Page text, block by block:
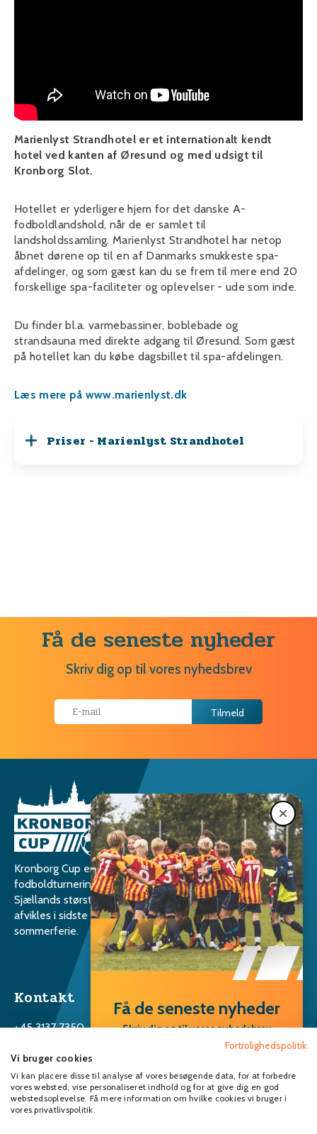
Marienlyst Strandhotel er et internationalt kendt
hotel ved kanten af Øresund og med udsigt til
Kronborg Slot.
Hotellet er yderligere hjem for det danske A-
fodboldlandshold, når de er samlet til
landsholdssamling. Marienlyst Strandhotel har netop
åbnet dørene op til en af Danmarks smukkeste spa-
afdelinger, og som gæst kan du se frem til mere end 20
forskellige spa-faciliteter og oplevelser - ude som inde.
Du finder bl.a. varmebassiner, boblebade og
strandsauna med direkte adgang til Øresund. Som gæst
på hotellet kan du købe dagsbillet til spa-afdelingen.
Læs mere på www.marienlyst.dk
Priser - Marienlyst Strandhotel
Få de seneste nyheder
Skriv dig op til vores nyhedsbrev
Kronborg Cup er en international
fodboldturnering for ungdomshold –
Sjællands største turnering – der hvert år
afvikles i sidste uge af skolernes
sommerferie.
Kontakt
+45 3137 7350
Info@kronborgcup.dk
Følg Kronborg Cup
Få de seneste nyheder
Skriv dig op til vores nyhedsbrev
Tilmeld dig vores nyhedsbrev og få de
Fortrolighedspolitik
Vi bruger cookies
Vi kan placere disse til analyse af vores besøgende data, for at forbedre
vores websted, vise personaliseret indhold og for at give dig en god
webstedsoplevelse. Få mere information om hvilke cookies vi bruger i
vores privatlivspolitik.